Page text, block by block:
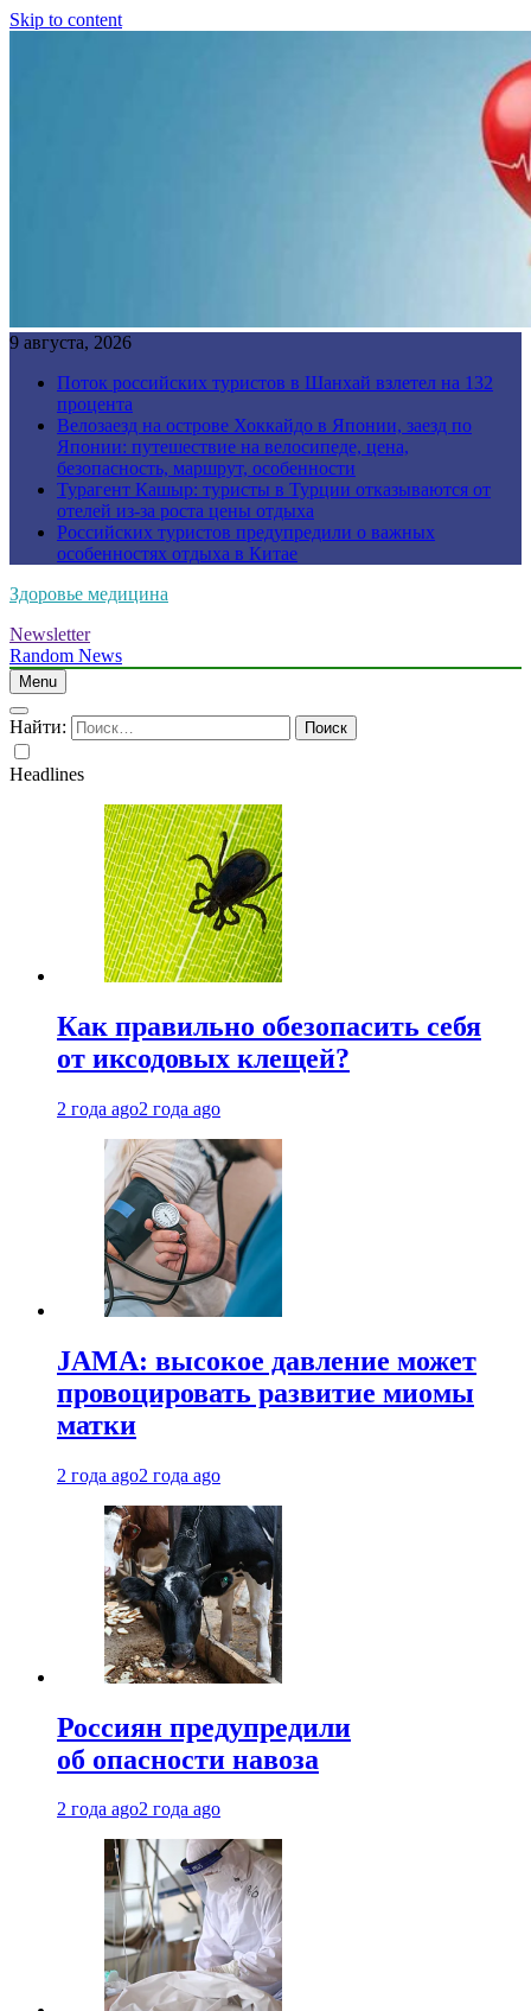
Skip to content
9 августа, 2026
Поток российских туристов в Шанхай взлетел на 132
процента
Велозаезд на острове Хоккайдо в Японии, заезд по
Японии: путешествие на велосипеде, цена,
безопасность, маршрут, особенности
Турагент Кашыр: туристы в Турции отказываются от
отелей из-за роста цены отдыха
Российских туристов предупредили о важных
особенностях отдыха в Китае
Здоровье медицина
Newsletter
Random News
Menu
Найти:
Headlines
Как правильно обезопасить себя
от иксодовых клещей?
2 года ago2 года ago
JAMA: высокое давление может
провоцировать развитие миомы
матки
2 года ago2 года ago
Россиян предупредили
об опасности навоза
2 года ago2 года ago